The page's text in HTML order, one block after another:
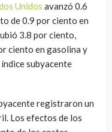
Unidos avanzó 0.6
de 0.9 por ciento en
3.8 por ciento,
ciento en gasolina y
subyacente
registraron un
Los efectos de los